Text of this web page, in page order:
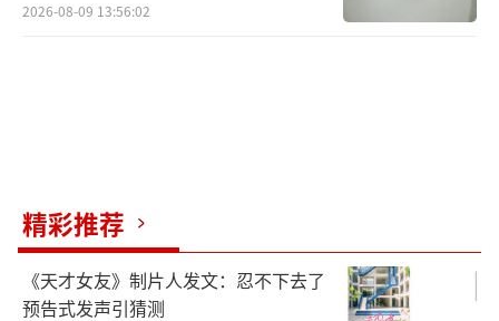
2026-08-09 13:56:02
精彩推荐
《天才女友》制片人发文：忍不下去了
预告式发声引猜测